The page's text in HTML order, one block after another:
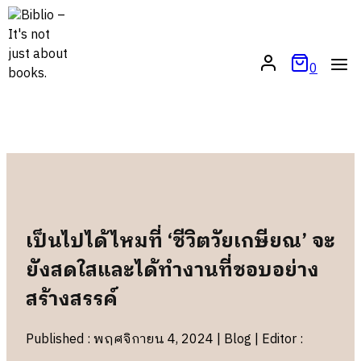
Skip
to
content
0
เป็นไปได้ไหมที่ ‘ชีวิตวัยเกษียณ’ จะ
ยังสดใสและได้ทำงานที่ชอบอย่าง
สร้างสรรค์
Published : พฤศจิกายน 4, 2024 | Blog | Editor :